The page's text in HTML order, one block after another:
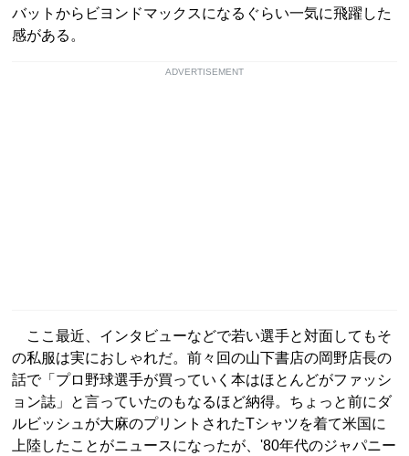
バットからビヨンドマックスになるぐらい一気に飛躍した
感がある。
ADVERTISEMENT
ここ最近、インタビューなどで若い選手と対面してもそ
の私服は実におしゃれだ。前々回の山下書店の岡野店長の
話で「プロ野球選手が買っていく本はほとんどがファッシ
ョン誌」と言っていたのもなるほど納得。ちょっと前にダ
ルビッシュが大麻のプリントされたTシャツを着て米国に
上陸したことがニュースになったが、'80年代のジャパニー